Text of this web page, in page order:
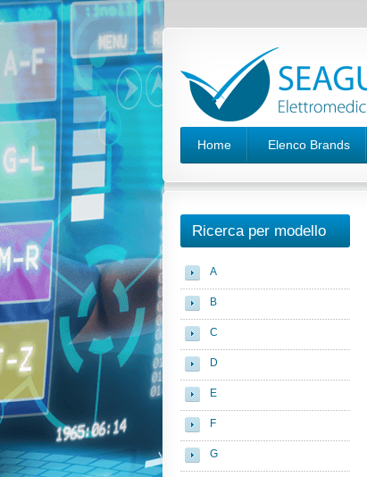
Home Elenco Brands
Ricerca per modello
A
B
C
D
E
F
G